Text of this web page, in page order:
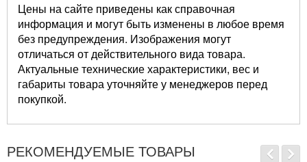
Цены на сайте приведены как справочная
информация и могут быть изменены в любое время
без предупреждения. Изображения могут
отличаться от действительного вида товара.
Актуальные технические характеристики, вес и
габариты товара уточняйте у менеджеров перед
покупкой.
РЕКОМЕНДУЕМЫЕ ТОВАРЫ